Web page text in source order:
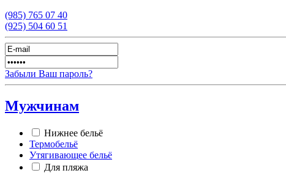
(985) 765 07 40
(925) 504 60 51
Забыли Ваш пароль?
Мужчинам
Нижнее бельё
Термобельё
Утягивающее бельё
Для пляжа